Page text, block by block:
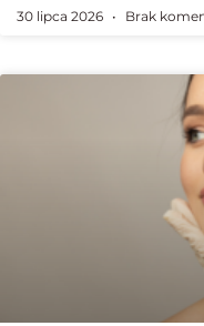
30 lipca 2026 Brak